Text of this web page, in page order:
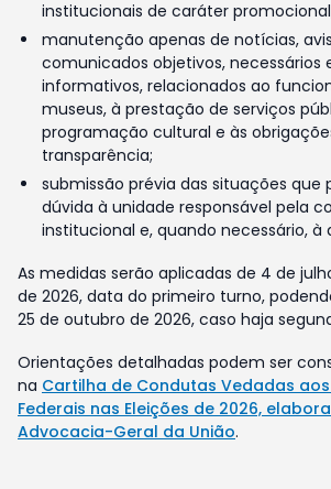
institucionais de caráter
manutenção apenas de notícias,
comunicados objetivos, necessários
informativos, relacionados ao
museus, à prestação de serviços
programação cultural e às
transparência;
submissão prévia das situações que
dúvida à unidade responsável pela
institucional e, quando necessário, à
As medidas serão aplicadas de 4 de
de 2026, data do primeiro turno,
25 de outubro de 2026, caso haja
Orientações detalhadas podem ser
na Cartilha de Condutas Vedadas
Federais nas Eleições de 2026,
Advocacia-Geral da União.